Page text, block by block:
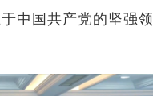
中国共产党的坚强领